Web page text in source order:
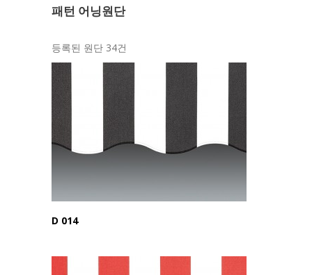
패턴 어닝원단
등록된 원단 34건
D 014